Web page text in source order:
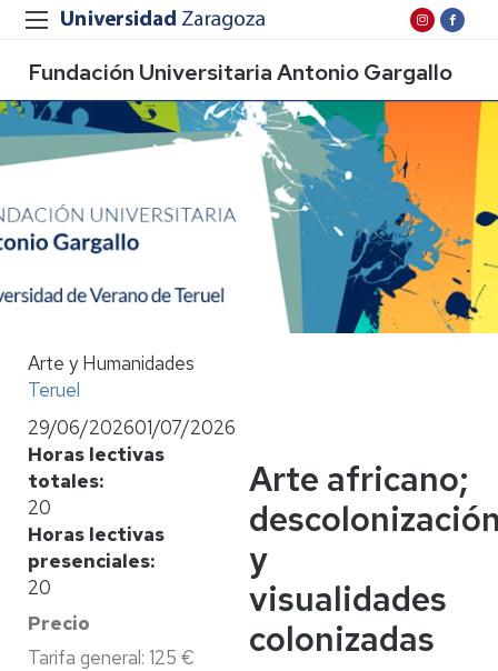
Fundación Universitaria Antonio Gargallo
Arte y Humanidades
Teruel
29/06/202601/07/2026
Horas lectivas
totales
20
Horas lectivas
presenciales
20
Precio
Tarifa general: 125 €
Arte africano;
y
visualidades
colonizadas